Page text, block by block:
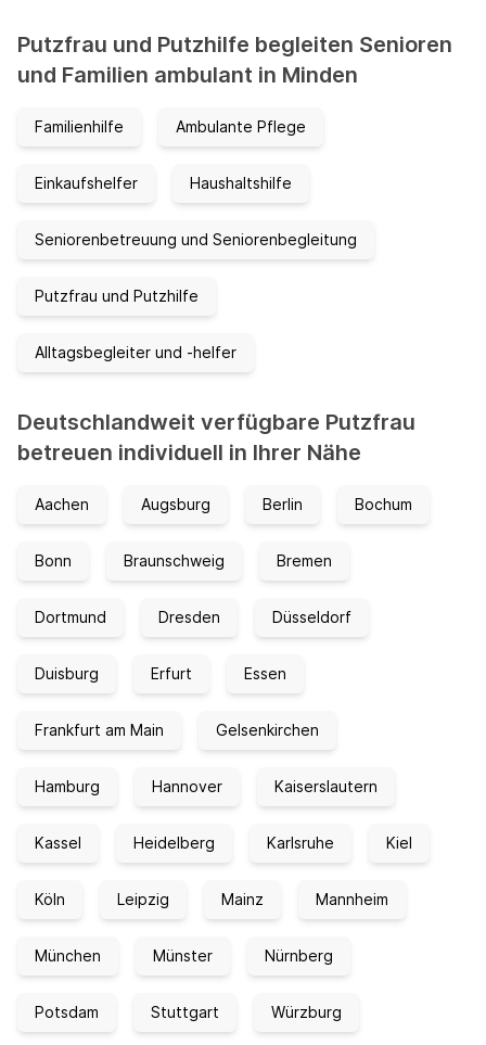
Putzfrau und Putzhilfe begleiten Senioren
und Familien ambulant in Minden
Familienhilfe Ambulante Pflege
Einkaufshelfer Haushaltshilfe
Seniorenbetreuung und Seniorenbegleitung
Putzfrau und Putzhilfe
Alltagsbegleiter und -helfer
Deutschlandweit verfügbare Putzfrau
betreuen individuell in Ihrer Nähe
Aachen Augsburg Berlin Bochum
Bonn Braunschweig Bremen
Dortmund Dresden Düsseldorf
Duisburg Erfurt Essen
Frankfurt am Main Gelsenkirchen
Hamburg Hannover Kaiserslautern
Kassel Heidelberg Karlsruhe Kiel
Köln Leipzig Mainz Mannheim
München Münster Nürnberg
Potsdam Stuttgart Würzburg